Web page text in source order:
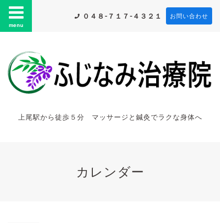
menu
０４８-７１７-４３２１ お問い合わせ
上尾駅から徒歩５分 マッサージと鍼灸でラクな身体へ
カレンダー